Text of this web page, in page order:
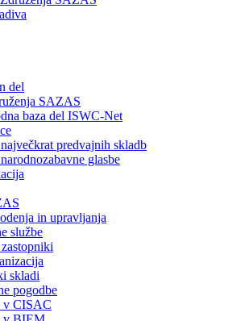
del
SAZAS
baza del ISWC-Net
predvajnih skladb
glasbe
in upravljanja
službe
skladi
pogodbe
v CISAC